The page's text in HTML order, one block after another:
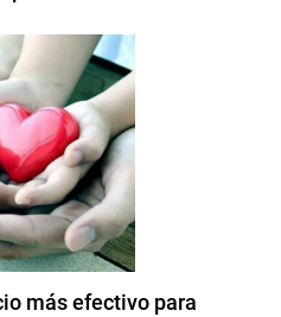
más efectivo para